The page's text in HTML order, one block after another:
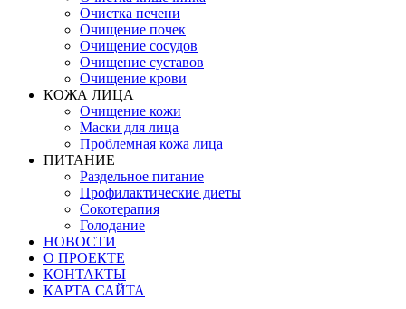
Очистка печени
Очищение почек
Очищение сосудов
Очищение суставов
Очищение крови
КОЖА ЛИЦА
Очищение кожи
Маски для лица
Проблемная кожа лица
ПИТАНИЕ
Раздельное питание
Профилактические диеты
Сокотерапия
Голодание
НОВОСТИ
О ПРОЕКТЕ
КОНТАКТЫ
КАРТА САЙТА